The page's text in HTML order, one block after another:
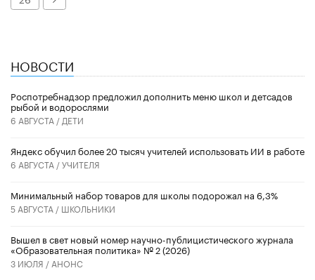
НОВОСТИ
Роспотребнадзор предложил дополнить меню школ и детсадов
рыбой и водорослями
6 АВГУСТА / ДЕТИ
​Яндекс обучил более 20 тысяч учителей использовать ИИ в работе
6 АВГУСТА /УЧИТЕЛЯ
Минимальный набор товаров для школы подорожал на 6,3%
5 АВГУСТА / ШКОЛЬНИКИ
Вышел в свет новый номер научно-публицистического журнала
«Образовательная политика» № 2 (2026)
3 ИЮЛЯ / АНОНС